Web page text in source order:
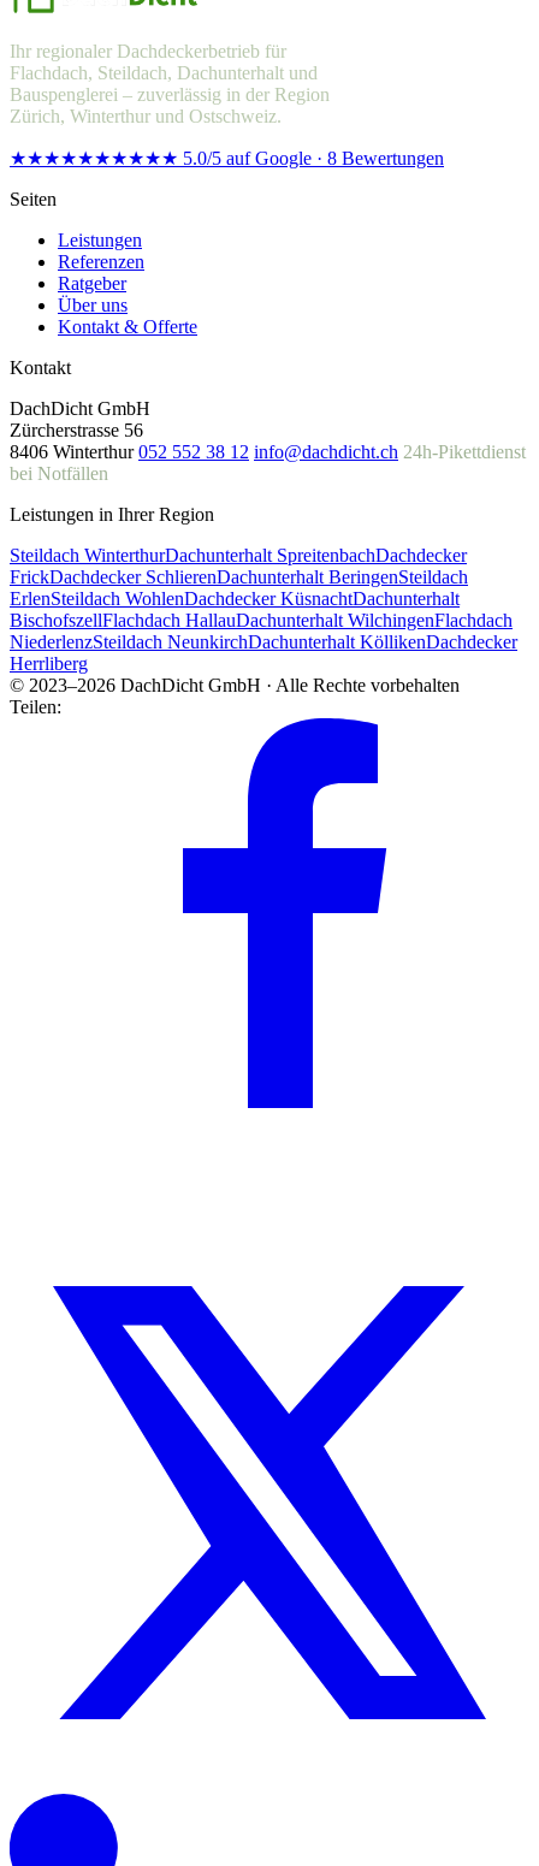
Ihr regionaler Dachdeckerbetrieb für
Flachdach, Steildach, Dachunterhalt und
Bauspenglerei – zuverlässig in der Region
Zürich, Winterthur und Ostschweiz.
★★★★★★★★★★ 5.0/5 auf Google · 8 Bewertungen
Seiten
Leistungen
Referenzen
Ratgeber
Über uns
Kontakt & Offerte
Kontakt
DachDicht GmbH
Zürcherstrasse 56
8406 Winterthur 052 552 38 12 info@dachdicht.ch 24h-Pikettdienst
bei Notfällen
Leistungen in Ihrer Region
Steildach WinterthurDachunterhalt SpreitenbachDachdecker
FrickDachdecker SchlierenDachunterhalt BeringenSteildach
ErlenSteildach WohlenDachdecker KüsnachtDachunterhalt
BischofszellFlachdach HallauDachunterhalt WilchingenFlachdach
NiederlenzSteildach NeunkirchDachunterhalt KöllikenDachdecker
Herrliberg
© 2023–2026 DachDicht GmbH · Alle Rechte vorbehalten
Teilen: